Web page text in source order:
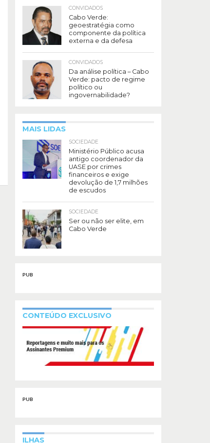
CONVIDADOS
Cabo Verde:
geoestratégia como
componente da política
externa e da defesa
CONVIDADOS
Da análise política – Cabo
Verde: pacto de regime
político ou
ingovernabilidade?
MAIS LIDAS
SOCIEDADE
Ministério Público acusa
antigo coordenador da
UASE por crimes
financeiros e exige
devolução de 1,7 milhões
de escudos
SOCIEDADE
Ser ou não ser elite, em
Cabo Verde
PUB
CONTEÚDO EXCLUSIVO
PUB
ILHAS